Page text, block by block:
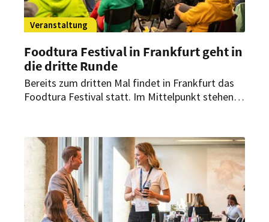
Veranstaltung
Foodtura Festival in Frankfurt geht in
die dritte Runde
Bereits zum dritten Mal findet in Frankfurt das
Foodtura Festival statt. Im Mittelpunkt stehen